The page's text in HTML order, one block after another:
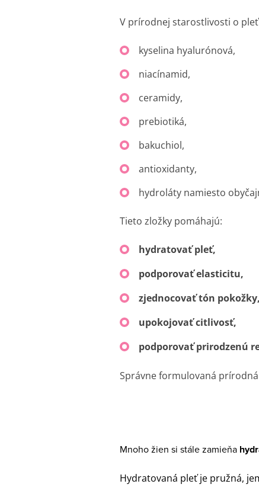
V prírodnej starostlivosti o
kyselina hyalurónová,
niacínamid,
ceramidy,
prebiotiká,
bakuchiol,
antioxidanty,
hydroláty namiesto
Tieto zložky pomáhajú:
hydratovať pleť,
podporovať elasticitu,
zjednocovať tón pokožky,
upokojovať citlivosť,
podporovať prirodzenú
Správne formulovaná
Mnoho žien si stále zamieňa
Hydratovaná pleť je pružná,